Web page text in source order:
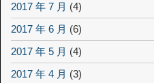
2017 年 7 月 (4)
2017 年 6 月 (6)
2017 年 5 月 (4)
2017 年 4 月 (3)